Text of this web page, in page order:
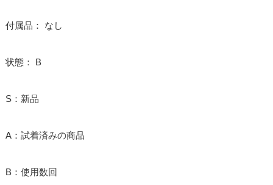
付属品： なし
状態： B
S：新品
A：試着済みの商品
B：使用数回